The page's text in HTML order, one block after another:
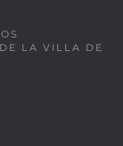
LA VILLA DE